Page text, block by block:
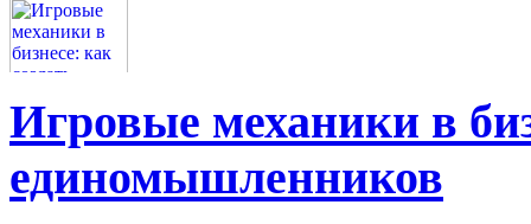
Игровые механики в
единомышленников